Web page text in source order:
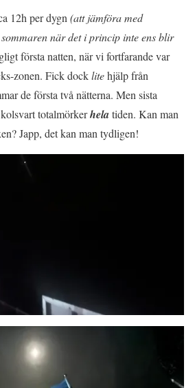
12h per dygn (att jämföra med
när det i princip inte ens blir
första natten, när vi fortfarande var
zonen. Fick docklitehjälp från
de första två nätterna. Men sista
totalmörkerhelatiden. Kan man
Japp, det kan man tydligen!